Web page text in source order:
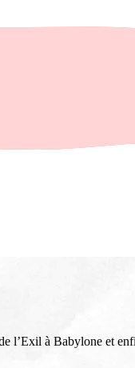
l’Exil à Babylone et